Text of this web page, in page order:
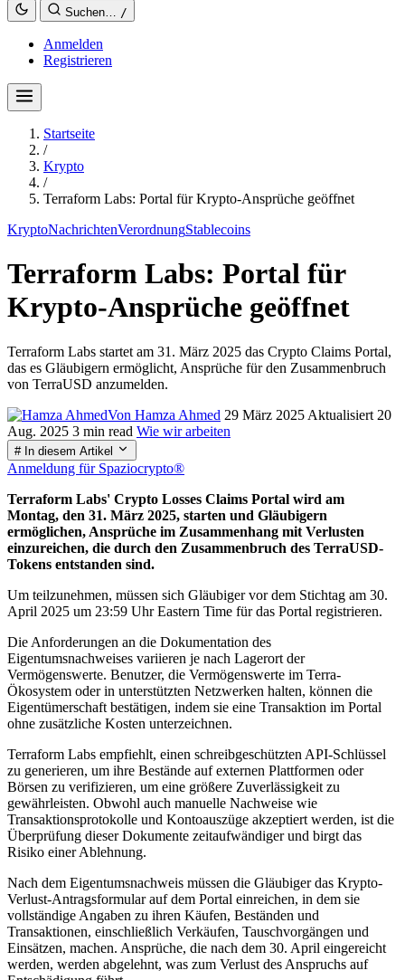
Suchen… /
Anmelden
Registrieren
Startseite
/
Krypto
/
Terraform Labs: Portal für Krypto-Ansprüche geöffnet
KryptoNachrichtenVerordnungStablecoins
Terraform Labs: Portal für
Krypto-Ansprüche geöffnet
Terraform Labs startet am 31. März 2025 das Crypto Claims Portal,
das es Gläubigern ermöglicht, Ansprüche für den Zusammenbruch
von TerraUSD anzumelden.
Von Hamza Ahmed 29 März 2025 Aktualisiert 20
Aug. 2025 3 min read Wie wir arbeiten
# In diesem Artikel
Anmeldung für Spaziocrypto®
Terraform Labs' Crypto Losses Claims Portal wird am
Montag, den 31. März 2025, starten und Gläubigern
ermöglichen, Ansprüche im Zusammenhang mit Verlusten
einzureichen, die durch den Zusammenbruch des TerraUSD-
Tokens entstanden sind.
Um teilzunehmen, müssen sich Gläubiger vor dem Stichtag am 30.
April 2025 um 23:59 Uhr Eastern Time für das Portal registrieren.
Die Anforderungen an die Dokumentation des
Eigentumsnachweises variieren je nach Lagerort der
Vermögenswerte. Benutzer, die Vermögenswerte im Terra-
Ökosystem oder in unterstützten Netzwerken halten, können die
Eigentümerschaft bestätigen, indem sie eine Transaktion im Portal
ohne zusätzliche Kosten unterzeichnen.
Terraform Labs empfiehlt, einen schreibgeschützten API-Schlüssel
zu generieren, um ihre Bestände auf externen Plattformen oder
Börsen zu verifizieren, um eine größere Zuverlässigkeit zu
gewährleisten. Obwohl auch manuelle Nachweise wie
Transaktionsprotokolle und Kontoauszüge akzeptiert werden, ist die
Überprüfung dieser Dokumente zeitaufwändiger und birgt das
Risiko einer Ablehnung.
Nach dem Eigentumsnachweis müssen die Gläubiger das Krypto-
Verlust-Antragsformular auf dem Portal einreichen, in dem sie
vollständige Angaben zu ihren Käufen, Beständen und
Transaktionen, einschließlich Verkäufen, Tauschvorgängen und
Einsätzen, machen. Ansprüche, die nach dem 30. April eingereicht
werden, werden abgelehnt, was zum Verlust des Anspruchs auf